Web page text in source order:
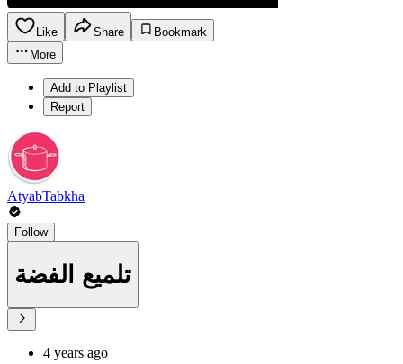
Like Share
Bookmark
More
Add to Playlist
Report
AtyabTabkha
Follow
تلميع الفضة
4 years ago